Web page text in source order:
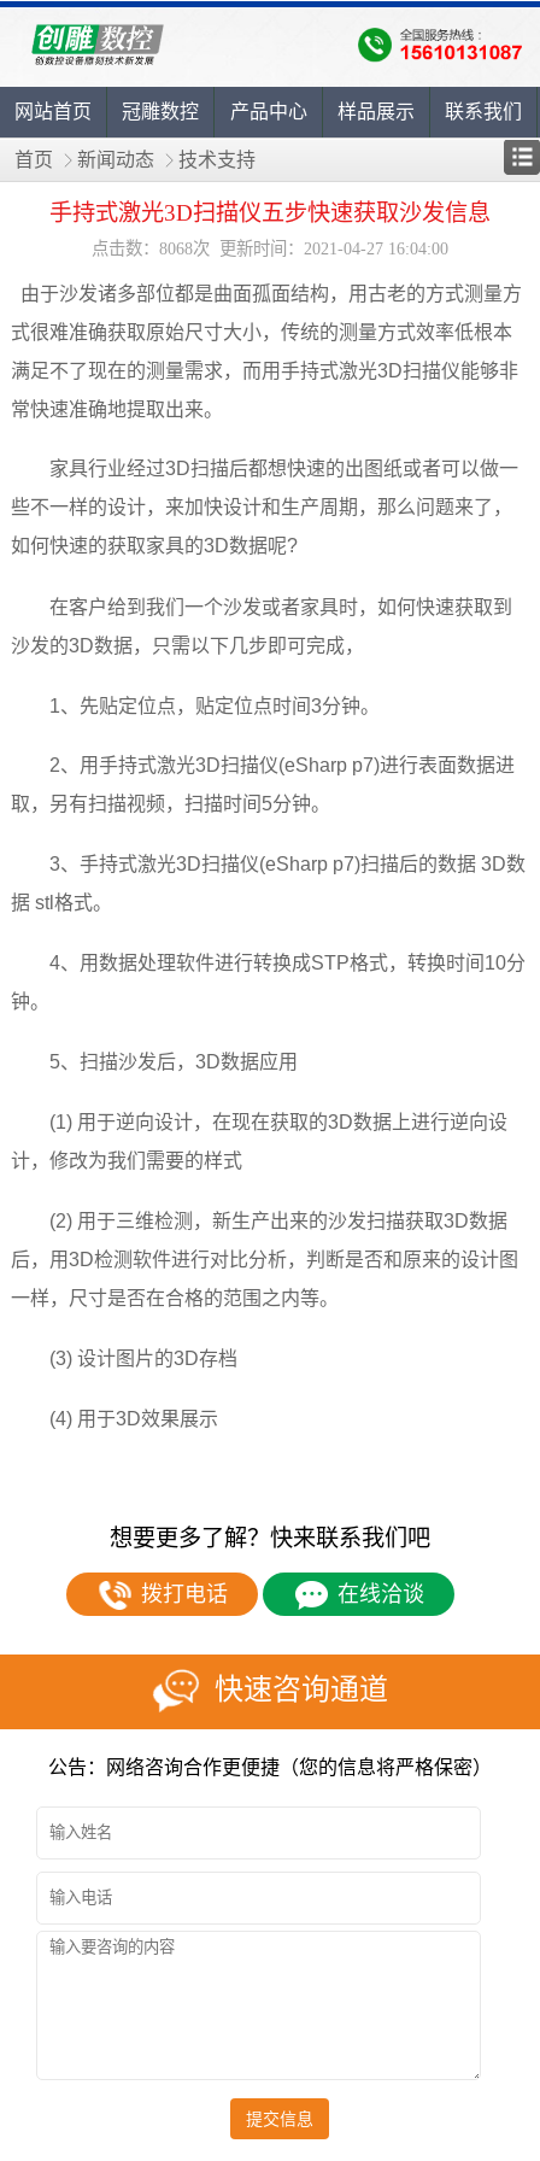
网站首页 冠雕数控 产品中心 样品展示 联系我们
首页 新闻动态 技术支持
手持式激光3D扫描仪五步快速获取沙发信息
点击数：8068次 更新时间：2021-04-27 16:04:00
由于沙发诸多部位都是曲面孤面结构，用古老的方式测量方
式很难准确获取原始尺寸大小，传统的测量方式效率低根本
满足不了现在的测量需求，而用手持式激光3D扫描仪能够非
常快速准确地提取出来。
家具行业经过3D扫描后都想快速的出图纸或者可以做一
些不一样的设计，来加快设计和生产周期，那么问题来了，
如何快速的获取家具的3D数据呢?
在客户给到我们一个沙发或者家具时，如何快速获取到
沙发的3D数据，只需以下几步即可完成，
1、先贴定位点，贴定位点时间3分钟。
2、用手持式激光3D扫描仪(eSharp p7)进行表面数据进
取，另有扫描视频，扫描时间5分钟。
3、手持式激光3D扫描仪(eSharp p7)扫描后的数据 3D数
据 stl格式。
4、用数据处理软件进行转换成STP格式，转换时间10分
钟。
5、扫描沙发后，3D数据应用
(1) 用于逆向设计，在现在获取的3D数据上进行逆向设
计，修改为我们需要的样式
(2) 用于三维检测，新生产出来的沙发扫描获取3D数据
后，用3D检测软件进行对比分析，判断是否和原来的设计图
一样，尺寸是否在合格的范围之内等。
(3) 设计图片的3D存档
(4) 用于3D效果展示
想要更多了解？快来联系我们吧
拨打电话 在线洽谈
快速咨询通道
公告：网络咨询合作更便捷（您的信息将严格保密）
提交信息